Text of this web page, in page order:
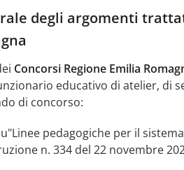
degli argomenti
Concorsi Regione Emilia
educativo di atelier, di
di concorso:
pedagogiche per il
n. 334 del 22 novembre